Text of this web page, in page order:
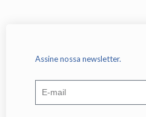
Assine nossa newsletter.